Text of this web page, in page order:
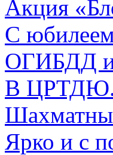
Акция
С
ОГИБДД
В ЦРТДЮ.
Ярко и с